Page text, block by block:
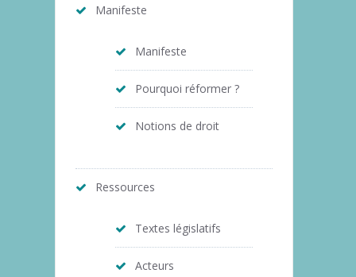
Manifeste
Manifeste
Pourquoi réformer ?
Notions de droit
Ressources
Textes législatifs
Acteurs